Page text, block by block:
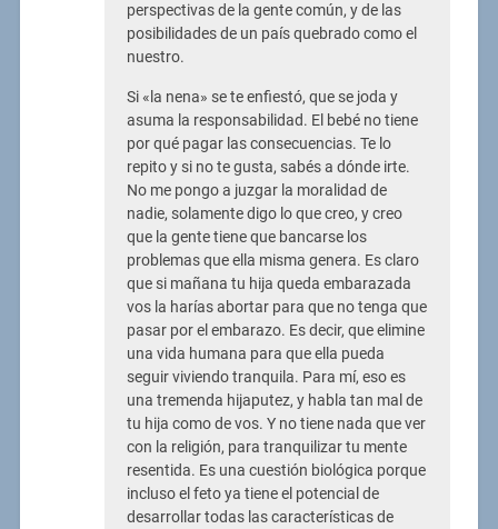
perspectivas de la gente común, y de las
posibilidades de un país quebrado como el
nuestro.
Si «la nena» se te enfiestó, que se joda y
asuma la responsabilidad. El bebé no tiene
por qué pagar las consecuencias. Te lo
repito y si no te gusta, sabés a dónde irte.
No me pongo a juzgar la moralidad de
nadie, solamente digo lo que creo, y creo
que la gente tiene que bancarse los
problemas que ella misma genera. Es claro
que si mañana tu hija queda embarazada
vos la harías abortar para que no tenga que
pasar por el embarazo. Es decir, que elimine
una vida humana para que ella pueda
seguir viviendo tranquila. Para mí, eso es
una tremenda hijaputez, y habla tan mal de
tu hija como de vos. Y no tiene nada que ver
con la religión, para tranquilizar tu mente
resentida. Es una cuestión biológica porque
incluso el feto ya tiene el potencial de
desarrollar todas las características de